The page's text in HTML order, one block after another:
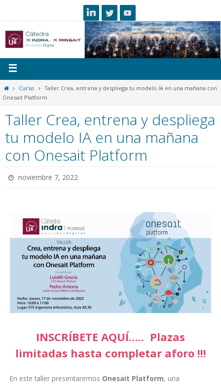
Curso
Taller Crea, entrena y despliega tu modelo IA en una mañana con
Onesait Platform
Taller Crea, entrena y despliega
tu modelo IA en una mañana
con Onesait Platform
noviembre 7, 2022
INSCRÍBETE AQUÍ….. Plazas
limitadas hasta completar aforo !!!
En este taller presentaremos Onesait Platform, una